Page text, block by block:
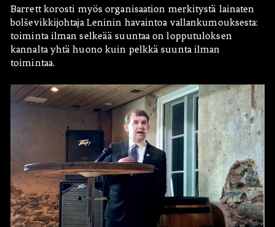
Barrett korosti myös organisaation merkitystä lainaten
bolševikkijohtaja Leninin havaintoa vallankumouksesta:
toiminta ilman selkeää suuntaa on lopputuloksen
kannalta yhtä huono kuin pelkkä suunta ilman
toimintaa.